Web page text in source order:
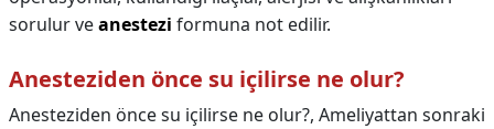
sorulur veanestezi formuna not edilir.
Anesteziden önce su içilirse ne olur?
Anesteziden önce su içilirse ne olur?, Ameliyattan sonraki